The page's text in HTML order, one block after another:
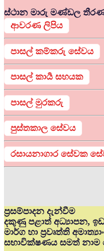
ස්ථාන මාරු මණ්ඩල
ආවරණ ලිපිය
පාසල් කම්කරු සේවය
පාසල් කාර්‍ය සහයක
පාසල් මුරකරු
පුස්තකාල සේවය
රසායනාගාර සේවක
ප්‍රසම්පාදන දැන්වීම
දකුණු පළාත් අධ්‍යාපන,
මාර්ග හා ප්‍රවෘත්ති
සභාවික්ෂණය සමත් නාම